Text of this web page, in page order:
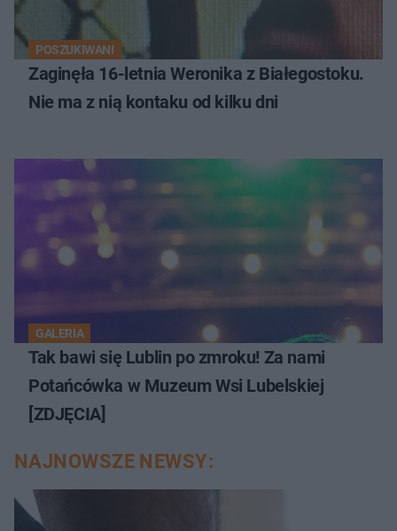
POSZUKIWANI
Zaginęła 16-letnia Weronika z Białegostoku.
Nie ma z nią kontaku od kilku dni
GALERIA
Tak bawi się Lublin po zmroku! Za nami
Potańcówka w Muzeum Wsi Lubelskiej
[ZDJĘCIA]
NAJNOWSZE NEWSY: